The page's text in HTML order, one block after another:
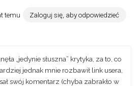
temu Zaloguj się, aby odpowiedzieć
„jedynie słuszna” krytyka, za to, co
jednak mnie rozbawił link usera,
swój komentarz (chyba zabrakło w